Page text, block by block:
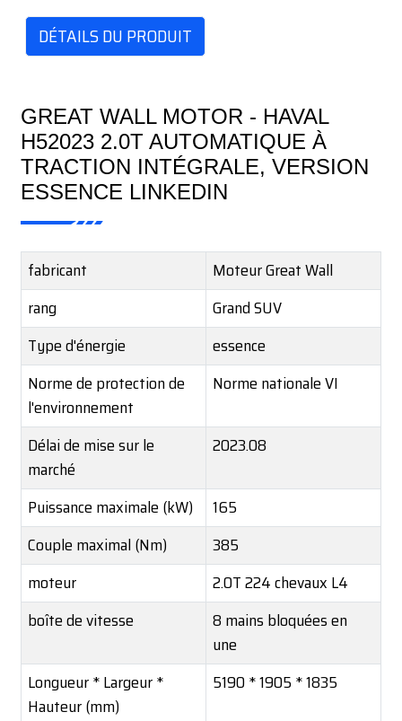
DÉTAILS DU PRODUIT
GREAT WALL MOTOR - HAVAL
H52023 2.0T AUTOMATIQUE À
TRACTION INTÉGRALE, VERSION
ESSENCE LINKEDIN
fabricant
Moteur Great Wall
rang
Grand SUV
Type d'énergie
essence
Norme de protection de
l'environnement
Norme nationale VI
Délai de mise sur le
marché
2023.08
Puissance maximale (kW)
165
Couple maximal (Nm)
385
moteur
2.0T 224 chevaux L4
boîte de vitesse
8 mains bloquées en
une
Longueur * Largeur *
Hauteur (mm)
5190 * 1905 * 1835